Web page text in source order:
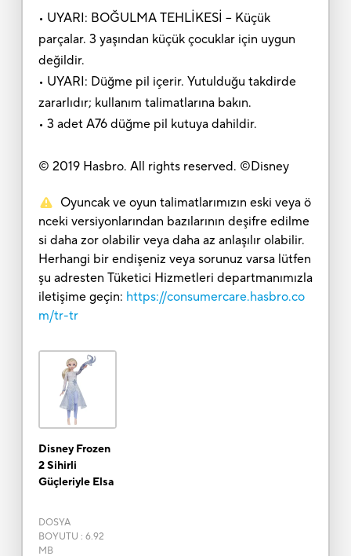
• UYARI: BOĞULMA TEHLİKESİ – Küçük
parçalar. 3 yaşından küçük çocuklar için uygun
değildir.
• UYARI: Düğme pil içerir. Yutulduğu takdirde
zararlıdır; kullanım talimatlarına bakın.
• 3 adet A76 düğme pil kutuya dahildir.
© 2019 Hasbro. All rights reserved. ©Disney
Oyuncak ve oyun talimatlarımızın eski veya ö
nceki versiyonlarından bazılarının deşifre edilme
si daha zor olabilir veya daha az anlaşılır olabilir.
Herhangi bir endişeniz veya sorunuz varsa lütfen
şu adresten Tüketici Hizmetleri departmanımızla
iletişime geçin: https://consumercare.hasbro.co
m/tr-tr
Disney Frozen
2 Sihirli
Güçleriyle Elsa
DOSYA
BOYUTU : 6.92
MB